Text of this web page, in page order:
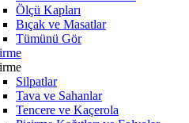
Ölçü Kapları
Bıçak ve Masatlar
Tümünü Gör
Silpatlar
Tava ve Sahanlar
Tencere ve Kaçerola